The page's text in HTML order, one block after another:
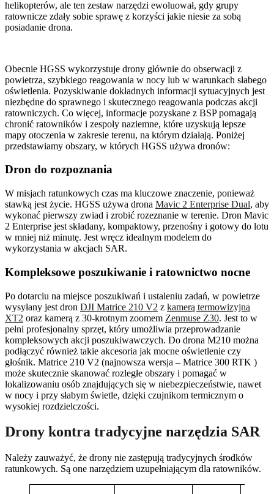
helikopterów, ale ten zestaw narzędzi ewoluował, gdy grupy
ratownicze zdały sobie sprawę z korzyści jakie niesie za sobą
posiadanie drona.
Obecnie HGSS wykorzystuje drony głównie do obserwacji z
powietrza, szybkiego reagowania w nocy lub w warunkach słabego
oświetlenia. Pozyskiwanie dokładnych informacji sytuacyjnych jest
niezbędne do sprawnego i skutecznego reagowania podczas akcji
ratowniczych. Co więcej, informacje pozyskane z BSP pomagają
chronić ratowników i zespoły naziemne, które uzyskują lepsze
mapy otoczenia w zakresie terenu, na którym działają. Poniżej
przedstawiamy obszary, w których HGSS używa dronów:
Dron do rozpoznania
W misjach ratunkowych czas ma kluczowe znaczenie, ponieważ
stawką jest życie. HGSS używa drona Mavic 2 Enterprise Dual, aby
wykonać pierwszy zwiad i zrobić rozeznanie w terenie. Dron Mavic
2 Enterprise jest składany, kompaktowy, przenośny i gotowy do lotu
w mniej niż minutę. Jest wręcz idealnym modelem do
wykorzystania w akcjach SAR.
Kompleksowe poszukiwanie i ratownictwo nocne
Po dotarciu na miejsce poszukiwań i ustaleniu zadań, w powietrze
wysyłany jest dron DJI Matrice 210 V2 z kamerą termowizyjną
XT2 oraz kamerą z 30-krotnym zoomem Zenmuse Z30. Jest to w
pełni profesjonalny sprzęt, który umożliwia przeprowadzanie
kompleksowych akcji poszukiwawczych. Do drona M210 można
podłączyć również takie akcesoria jak mocne oświetlenie czy
głośnik. Matrice 210 V2 (najnowsza wersja – Matrice 300 RTK )
może skutecznie skanować rozległe obszary i pomagać w
lokalizowaniu osób znajdujących się w niebezpieczeństwie, nawet
w nocy i przy słabym świetle, dzięki czujnikom termicznym o
wysokiej rozdzielczości.
Drony kontra tradycyjne narzędzia SAR
Należy zauważyć, że drony nie zastępują tradycyjnych środków
ratunkowych. Są one narzędziem uzupełniającym dla ratowników.